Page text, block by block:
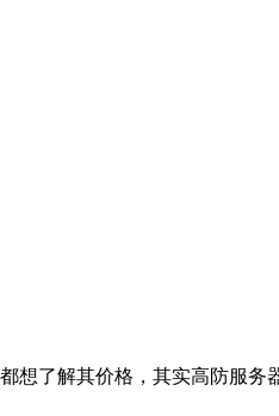
了解其价格，其实高防服务